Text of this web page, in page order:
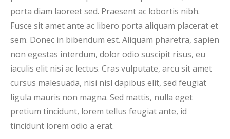
porta diam laoreet sed. Praesent ac lobortis nibh.
Fusce sit amet ante ac libero porta aliquam placerat et
sem. Donec in bibendum est. Aliquam pharetra, sapien
non egestas interdum, dolor odio suscipit risus, eu
iaculis elit nisi ac lectus. Cras vulputate, arcu sit amet
cursus malesuada, nisi nisl dapibus elit, sed feugiat
ligula mauris non magna. Sed mattis, nulla eget
pretium tincidunt, lorem tellus feugiat ante, id
tincidunt lorem odio a erat.